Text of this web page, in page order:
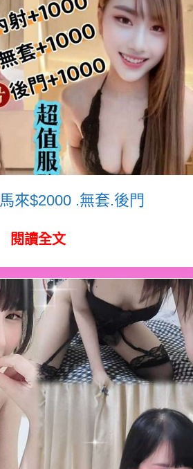
馬來$2000 .無套.後門
閱讀全文